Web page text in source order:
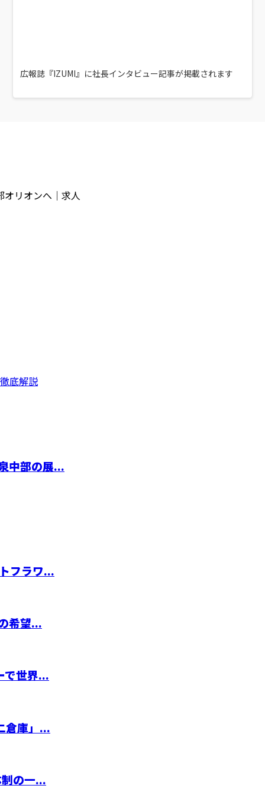
広報誌『IZUMI』に社長インタビュー記事が掲載されます
オリオンへ｜求人
底解説
中部の展...
フラワ...
希望...
で世界...
倉庫」...
の一...